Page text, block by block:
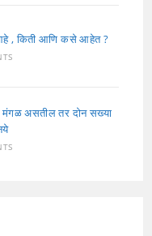
, किती आणि कसे आहेत ?
मंगळ असतील तर दोन सख्या